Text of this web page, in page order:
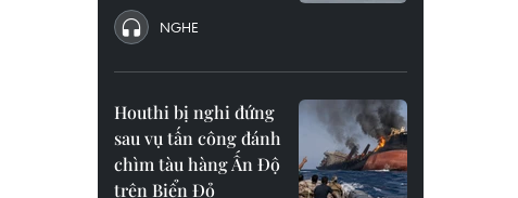
NGHE
Houthi bị nghi đứng
sau vụ tấn công đánh
chìm tàu hàng Ấn Độ
trên Biển Đỏ